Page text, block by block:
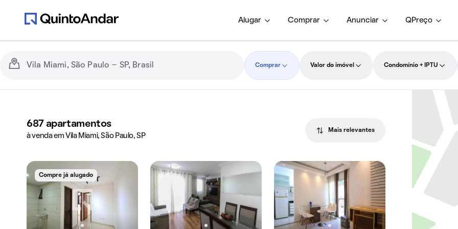
Alugar Comprar Anunciar QPreço
Comprar Valor do imóvel Condomínio + IPTU
687 apartamentos
à venda em Vila Miami, São Paulo, SP
Mais relevantes
Compre já alugado